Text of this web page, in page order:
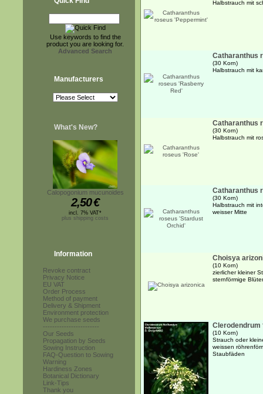
Use keywords to find the
product you are looking for.
Advanced Search
Manufacturers
What's New?
Calopogonium mucunoides
2,50€
incl. 7% VAT*
plus shipping costs
Information
Revoke contract
Privacy Notice
EU VAT
Order Process
Method of payment
Delivery & Shipment
Environment protection
We purchase seeds
------------------------
Our Seeds
Propagation by Seeds
Sowing Instruction
FAQ-Question to Sowing
Warning
Hardiness Zones
Botanical Dictionary
Link-Tips
Thank you
Halbstrauch mit
Catharanthus
(30 Korn)
Halbstrauch mit
Catharanthus
(30 Korn)
Halbstrauch mit
Catharanthus
(30 Korn)
Halbstrauch mit
weisser Mitte
Choisya
(10 Korn)
zierlicher kleiner
sternförmige
Clerodendrum
(10 Korn)
Strauch oder
weissen
Staubfäden